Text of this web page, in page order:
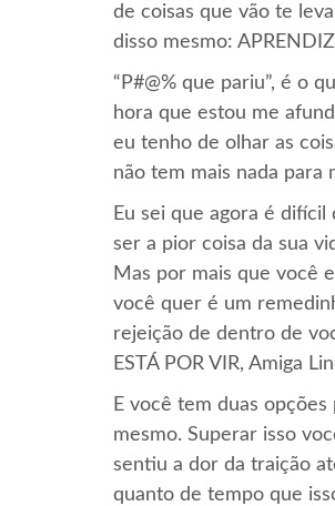
de coisas que vão te
disso mesmo:
“P#@% que pariu”, é o
hora que estou me
eu tenho de olhar as
não tem mais nada para
Eu sei que agora é
ser a pior coisa da sua
Mas por mais que você
você quer é um
rejeição de dentro de
ESTÁ POR VIR, Amiga
E você tem duas
mesmo. Superar isso
sentiu a dor da traição
quanto de tempo que